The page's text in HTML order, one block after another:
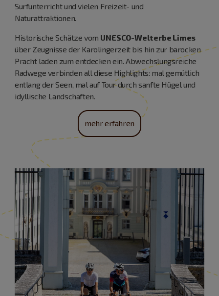
Surfunterricht und vielen Freizeit- und
Naturattraktionen.
Historische Schätze vom UNESCO-Welterbe Limes
über Zeugnisse der Karolingerzeit bis hin zur barocken
Pracht laden zum entdecken ein. Abwechslungsreiche
Radwege verbinden all diese Highlights: mal gemütlich
entlang der Seen, mal auf Tour durch sanfte Hügel und
idyllische Landschaften.
mehr erfahren